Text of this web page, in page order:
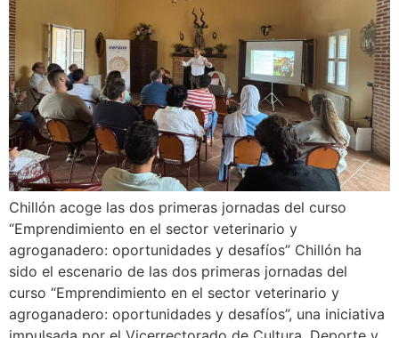
Chillón acoge las dos primeras jornadas del curso
“Emprendimiento en el sector veterinario y
agroganadero: oportunidades y desafíos” Chillón ha
sido el escenario de las dos primeras jornadas del
curso “Emprendimiento en el sector veterinario y
agroganadero: oportunidades y desafíos”, una iniciativa